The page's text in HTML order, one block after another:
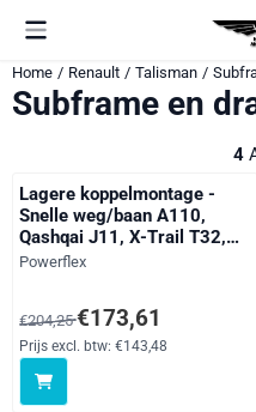
Cookievoorkeuren zijn
Home / Renault / Talisman /
Subframe en
4
Lagere koppelmontage -
Snelle weg/baan A110,
Qashqai J11, X-Trail T32,
Espace V, Kadjar, Koleos II,
Merk:
Powerflex
Van 204,25 voor 173,61,
€204,25€173,61
Prijs excl. btw: €143,48